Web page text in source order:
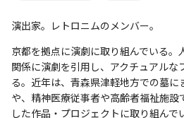
演出家。レトロニムのメンバー。
京都を拠点に演劇に取り組んでいる。
関係に演劇を引用し、アクチュアルな
る。近年は、青森県津軽地方での墓に
や、精神医療従事者や高齢者福祉施設
した作品・プロジェクトに取り組んで